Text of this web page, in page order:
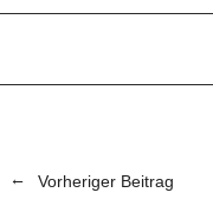
Vorheriger Beitrag